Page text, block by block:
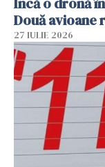
Două avioane
27 IULIE 2026